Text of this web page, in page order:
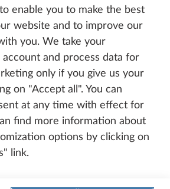
enable you to make the best
website and to improve our
you. We take your
and process data for
only if you give us your
on "Accept all". You can
at any time with effect for
find more information about
options by clicking on
link.